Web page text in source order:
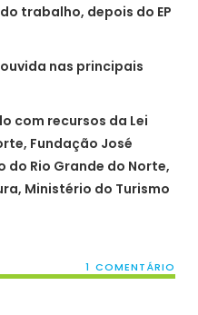
trabalho, depois do EP
nas principais
com recursos da Lei
Fundação José
do Rio Grande do Norte,
Ministério do Turismo
1 COMENTÁRIO